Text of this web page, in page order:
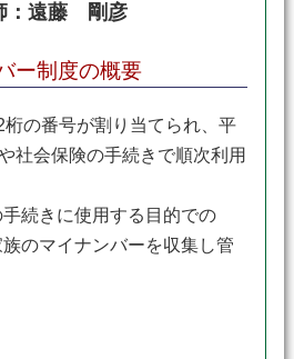
：遠藤 剛彦
ー制度の概要
桁の番号が割り当てられ、平
社会保険の手続きで順次利用
続きに使用する目的での
のマイナンバーを収集し管